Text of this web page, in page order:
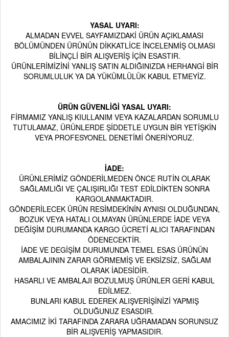
YASAL UYARI:
ALMADAN EVVEL SAYFAMIZDAKİ ÜRÜN AÇIKLAMASI
BÖLÜMÜNDEN ÜRÜNÜN DİKKATLİCE İNCELENMİŞ OLMASI
BİLİNÇLİ BİR ALIŞVERİŞ İÇİN ESASTIR.
ÜRÜNLERİMİZİNİ YANLIŞ SATIN ALDIĞINIZDA HERHANGİ BİR
SORUMLULUK YA DA YÜKÜMLÜLÜK KABUL ETMEYİZ.
ÜRÜN GÜVENLİĞİ YASAL UYARI:
FİRMAMIZ YANLIŞ KIULLANIM VEYA KAZALARDAN SORUMLU
TUTULAMAZ, ÜRÜNLERDE ŞİDDETLE UYGUN BİR YETİŞKİN
VEYA PROFESYONEL DENETİMİ ÖNERİYORUZ.
İADE:
ÜRÜNLERİMİZ GÖNDERİLMEDEN ÖNCE RUTİN OLARAK
SAĞLAMLIĞI VE ÇALIŞIRLIĞI TEST EDİLDİKTEN SONRA
KARGOLANMAKTADIR.
GÖNDERİLECEK ÜRÜN RESİMDEKİNİN AYNISI OLDUĞUNDAN,
BOZUK VEYA HATALI OLMAYAN ÜRÜNLERDE İADE VEYA
DEĞİŞİM DURUMANDA KARGO ÜCRETİ ALICI TARAFINDAN
ÖDENECEKTİR.
İADE VE DEGİŞİM DURUMUNDA TEMEL ESAS ÜRÜNÜN
AMBALAJININ ZARAR GÖRMEMİŞ VE EKSİZSİZ, SAĞLAM
OLARAK İADESİDİR.
HASARLI VE AMBALAJI BOZULMUŞ ÜRÜNLER GERİ KABUL
EDİLMEZ.
BUNLARI KABUL EDEREK ALIŞVERİŞİNİZİ YAPMIŞ
OLDUĞUNUZ ESASDIR.
AMACIMIZ İKİ TARAFINDA ZARARA UĞRAMADAN SORUNSUZ
BİR ALIŞVERİŞ YAPMASIDIR.